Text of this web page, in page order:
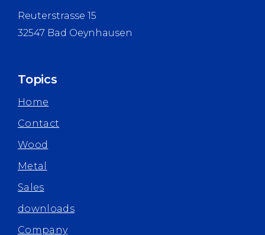
Reuterstrasse 15
32547 Bad Oeynhausen
Topics
Home
Contact
Wood
Metal
Sales
downloads
Company